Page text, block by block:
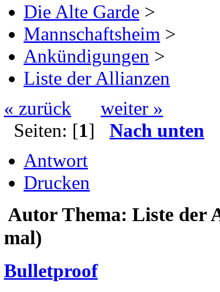
Die Alte Garde >
Mannschaftsheim >
Ankündigungen >
Liste der Allianzen
« zurück
weiter »
Seiten: [1] Nach unten
Antwort
Drucken
Autor Thema: Liste der
mal)
Bulletproof